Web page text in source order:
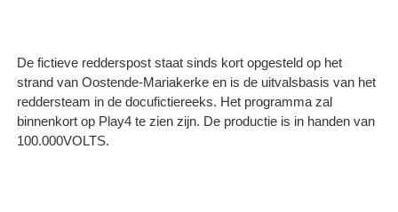
De fictieve redderspost staat sinds kort opgesteld op het
strand van Oostende-Mariakerke en is de uitvalsbasis van het
reddersteam in de docufictiereeks. Het programma zal
binnenkort op Play4 te zien zijn. De productie is in handen van
100.000VOLTS.